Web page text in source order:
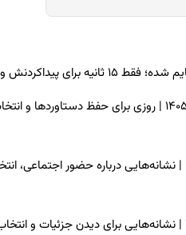
پیداکردنش وقت دارید
فال سرنوشت امروز پنجشنبه ۱۵ مرداد ۱۴۰۵ | روزی برای حفظ
فال اسم امروز چهارشنبه ۱۴ مرداد ۱۴۰۵ | نشانه‌هایی درباره